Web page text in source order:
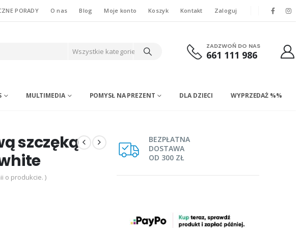
PORADY O nas Blog Moje konto Koszyk Kontakt Zaloguj
Wszystkie kategorie
ZADZWOŃ DO NAS
661 111 986
MULTIMEDIA POMYSŁ NA PREZENT DLA DZIECI WYPRZEDAŻ %%
szczęką
o produkcie. )
BEZPŁATNA
DOSTAWA
OD 300 ZŁ